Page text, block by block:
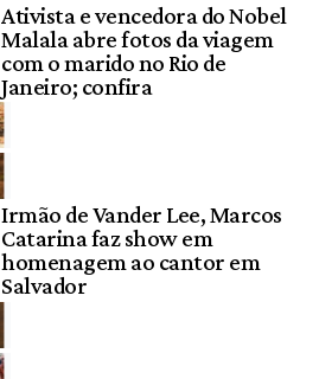
Ativista e vencedora do Nobel
Malala abre fotos da viagem
com o marido no Rio de
Janeiro; confira
Irmão de Vander Lee, Marcos
Catarina faz show em
homenagem ao cantor em
Salvador